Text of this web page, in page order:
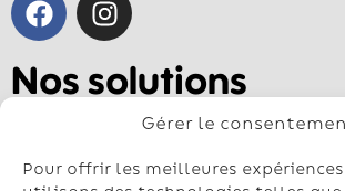
Gérer le
Pour offrir les meilleures
Nos solutions
Pompe à chaleur air-air
Géothermie